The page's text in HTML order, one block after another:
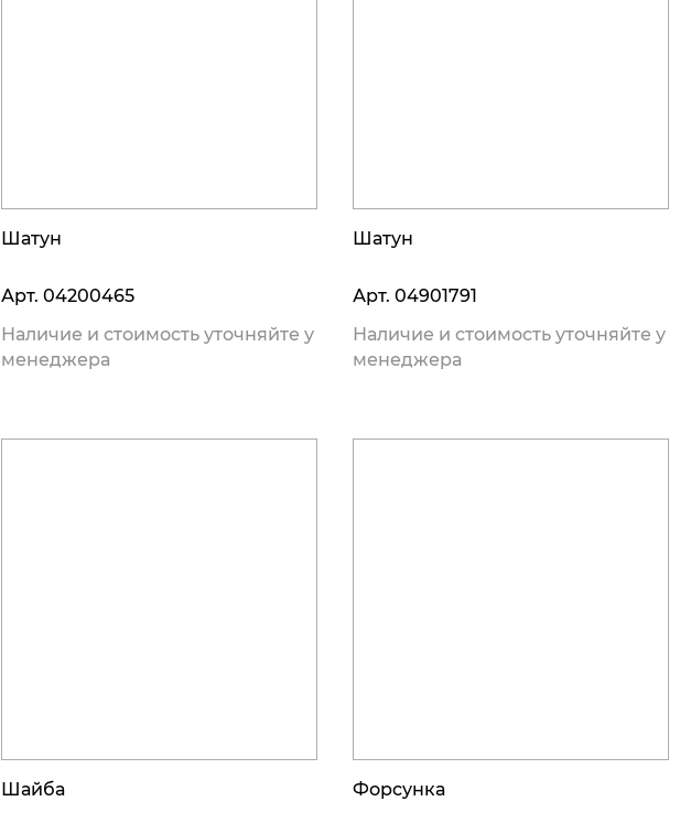
Шатун
Арт. 04200465
Наличие и стоимость уточняйте у
менеджера
Шатун
Арт. 04901791
Наличие и стоимость уточняйте у
менеджера
Шайба Форсунка